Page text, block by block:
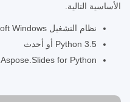
الأساسية التالية.
نظام التشغيل Microsoft Windows أو Linux (راجع
Python 3.5 أو أحدث
Aspose.Slides for Python المشار إليها في مشروعك.